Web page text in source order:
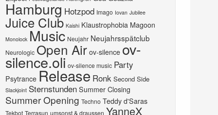
Hamburg Hotzpod Imago Iovan Jubilee
Juice Club Kaishi Klaustrophobia Magoon
Monolock Music Neujahr Neujahrsspätclub
Neurologic Open Air ov-silence ov-
silence.oli ov-silence music Party
Psytrance Release Ronk Second Side
Slackjoint Sternstunden Summer Closing
Summer Opening Techno Teddy d'Saras
Tekbot Terrasun umsonst & draussen YanneX